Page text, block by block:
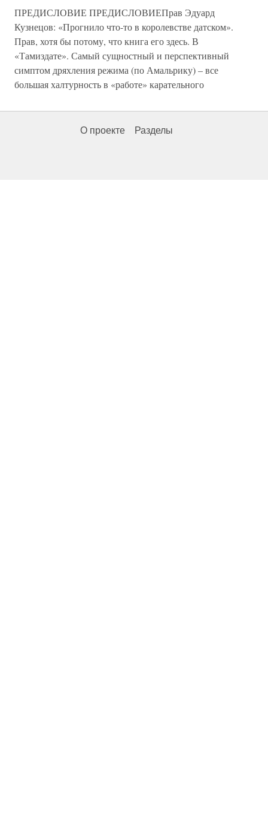
ПРЕДИСЛОВИЕ ПРЕДИСЛОВИЕПрав Эдуард
Кузнецов: «Прогнило что-то в королевстве датском».
Прав, хотя бы потому, что книга его здесь. В
«Тамиздате». Самый сущностный и перспективный
симптом дряхления режима (по Амальрику) – все
большая халтурность в «работе» карательного
О проекте Разделы